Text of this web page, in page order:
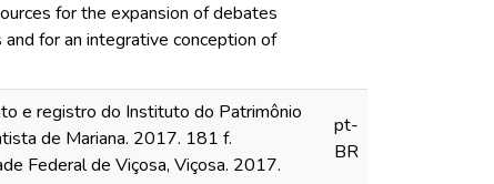
for the expansion of debates
for an integrative conception of
e registro do Instituto do Patrimônio
de Mariana. 2017. 181 f.
Federal de Viçosa, Viçosa. 2017.
pt-
BR